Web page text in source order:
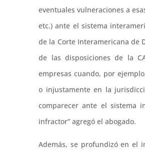
eventuales vulneraciones a
etc.) ante el sistema
de la Corte Interamericana de
de las disposiciones de la
empresas cuando, por
o injustamente en la
comparecer ante el sistema
infractor” agregó el abogado.
Además, se profundizó en el